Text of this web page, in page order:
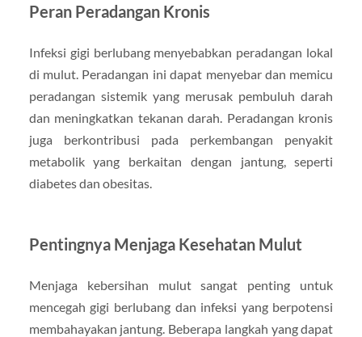
Peran Peradangan Kronis
Infeksi gigi berlubang menyebabkan peradangan lokal
di mulut. Peradangan ini dapat menyebar dan memicu
peradangan sistemik yang merusak pembuluh darah
dan meningkatkan tekanan darah. Peradangan kronis
juga berkontribusi pada perkembangan penyakit
metabolik yang berkaitan dengan jantung, seperti
diabetes dan obesitas.
Pentingnya Menjaga Kesehatan Mulut
Menjaga kebersihan mulut sangat penting untuk
mencegah gigi berlubang dan infeksi yang berpotensi
membahayakan jantung. Beberapa langkah yang dapat